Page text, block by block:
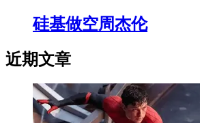
硅基做空周杰伦
近期文章